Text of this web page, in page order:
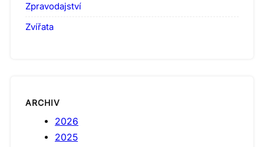
Zpravodajství
Zvířata
ARCHIV
2026
2025